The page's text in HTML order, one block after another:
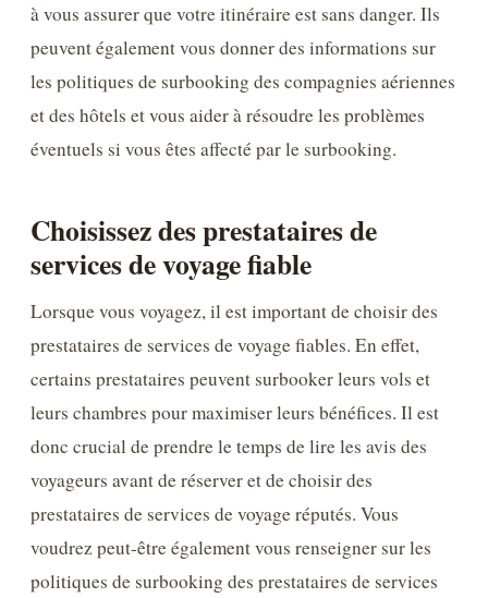
à vous assurer que votre itinéraire est sans danger. Ils
peuvent également vous donner des informations sur
les politiques de surbooking des compagnies aériennes
et des hôtels et vous aider à résoudre les problèmes
éventuels si vous êtes affecté par le surbooking.
Choisissez des prestataires de
services de voyage fiable
Lorsque vous voyagez, il est important de choisir des
prestataires de services de voyage fiables. En effet,
certains prestataires peuvent surbooker leurs vols et
leurs chambres pour maximiser leurs bénéfices. Il est
donc crucial de prendre le temps de lire les avis des
voyageurs avant de réserver et de choisir des
prestataires de services de voyage réputés. Vous
voudrez peut-être également vous renseigner sur les
politiques de surbooking des prestataires de services